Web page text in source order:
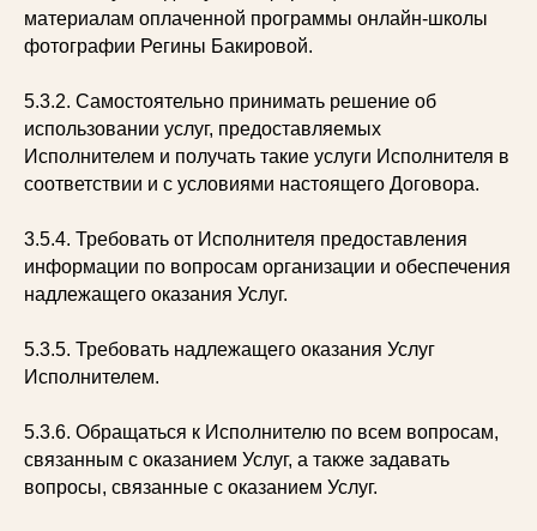
материалам оплаченной программы онлайн-школы
фотографии Регины Бакировой.
5.3.2. Самостоятельно принимать решение об
использовании услуг, предоставляемых
Исполнителем и получать такие услуги Исполнителя в
соответствии и с условиями настоящего Договора.
3.5.4. Требовать от Исполнителя предоставления
информации по вопросам организации и обеспечения
надлежащего оказания Услуг.
5.3.5. Требовать надлежащего оказания Услуг
Исполнителем.
5.3.6. Обращаться к Исполнителю по всем вопросам,
связанным с оказанием Услуг, а также задавать
вопросы, связанные с оказанием Услуг.